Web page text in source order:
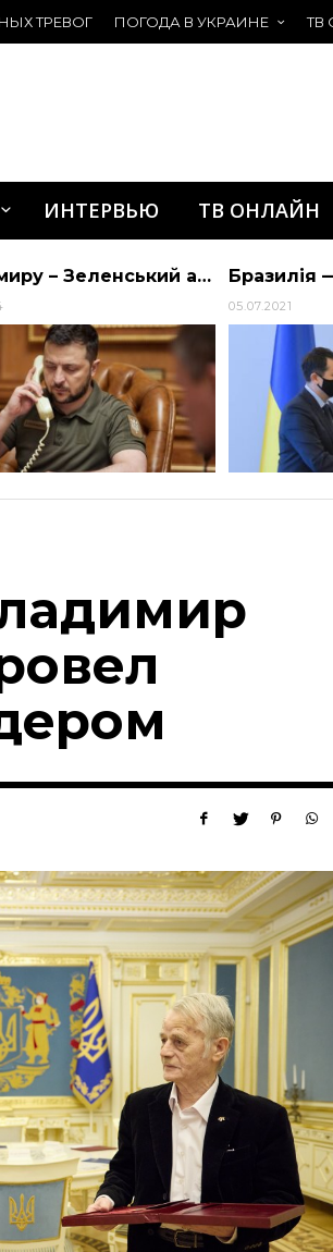
ТРЕВОГ ПОГОДА В УКРАИНЕ ТВ
ИНТЕРВЬЮ ТВ ОНЛАЙН
Саміт миру – Зеленський анонсував участь у цьому заході Кот-д’Івуару
05.07.2021